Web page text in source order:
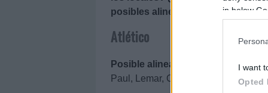
in below
I want
Opted
posibles alineaciones del Atlético-
Atlético
Posible alineación
: Oblak –
Paul, Lemar, Carrasco – Correa